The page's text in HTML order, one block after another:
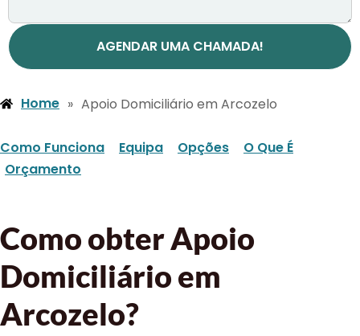
AGENDAR UMA CHAMADA!
Home » Apoio Domiciliário em Arcozelo
Como Funciona Equipa Opções
O Que É
Orçamento
Como obter Apoio
Domiciliário em
Arcozelo?